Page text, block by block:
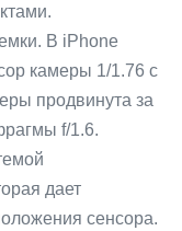
В iPhone
камеры 1/1.76 с
продвинута за
f/1.6.
дает
сенсора.